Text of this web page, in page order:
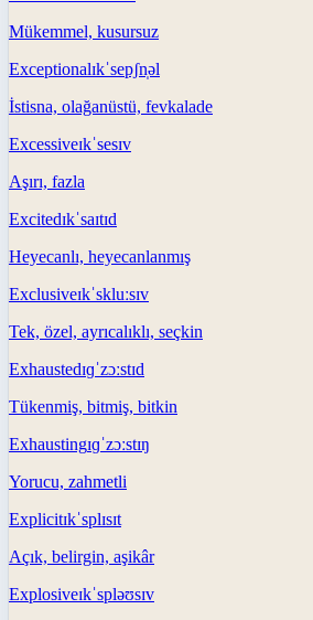
Mükemmel, kusursuz
Exceptionalɪkˈsepʃn̩əl
İstisna, olağanüstü, fevkalade
Excessiveɪkˈsesɪv
Aşırı, fazla
Excitedɪkˈsaɪtɪd
Heyecanlı, heyecanlanmış
Exclusiveɪkˈskluːsɪv
Tek, özel, ayrıcalıklı, seçkin
Exhaustedɪɡˈzɔːstɪd
Tükenmiş, bitmiş, bitkin
Exhaustingɪɡˈzɔːstɪŋ
Yorucu, zahmetli
Explicitɪkˈsplɪsɪt
Açık, belirgin, aşikâr
Explosiveɪkˈspləʊsɪv